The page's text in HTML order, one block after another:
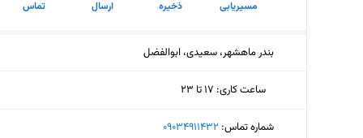
مسیریابی ذخیره ارسال تماس
بندر ماهشهر، سعیدی، ابوالفضل
ساعت کاری: ۱۷ تا ۲۳
دوشنبه (امروز)
شماره تماس: ‎09034911432